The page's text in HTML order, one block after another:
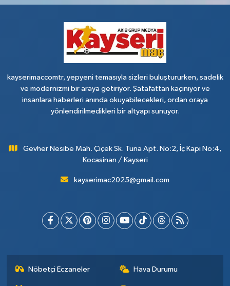
kayserimaccomtr, yepyeni temasıyla sizleri buluştururken, sadelik
ve modernizmi bir araya getiriyor. Şatafattan kaçınıyor ve
insanlara haberleri anında okuyabilecekleri, ordan oraya
yönlendirilmedikleri bir altyapı sunuyor.
Gevher Nesibe Mah. Çiçek Sk. Tuna Apt. No:2, İç Kapı No:4,
Kocasinan / Kayseri
kayserimac2025@gmail.com
Nöbetçi Eczaneler Hava Durumu